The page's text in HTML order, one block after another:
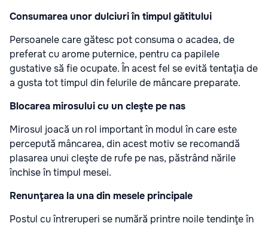
Consumarea unor dulciuri în timpul gătitului
Persoanele care gătesc pot consuma o acadea, de
preferat cu arome puternice, pentru ca papilele
gustative să fie ocupate. În acest fel se evită tentaţia de
a gusta tot timpul din felurile de mâncare preparate.
Blocarea mirosului cu un cleşte pe nas
Mirosul joacă un rol important în modul în care este
percepută mâncarea, din acest motiv se recomandă
plasarea unui cleşte de rufe pe nas, păstrând nările
închise în timpul mesei.
Renunţarea la una din mesele principale
Postul cu întreruperi se numără printre noile tendinţe în